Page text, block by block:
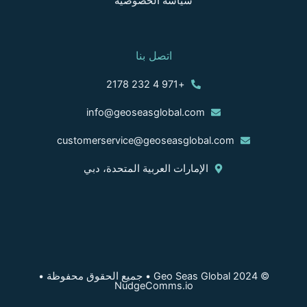
اتصل بنا
+971 4 232 2178
info@geoseasglobal.com
customerservice@geoseasglobal.com
الإمارات العربية المتحدة، دبي
© 2024 Geo Seas Global • جميع الحقوق محفوظة •
NudgeComms.io